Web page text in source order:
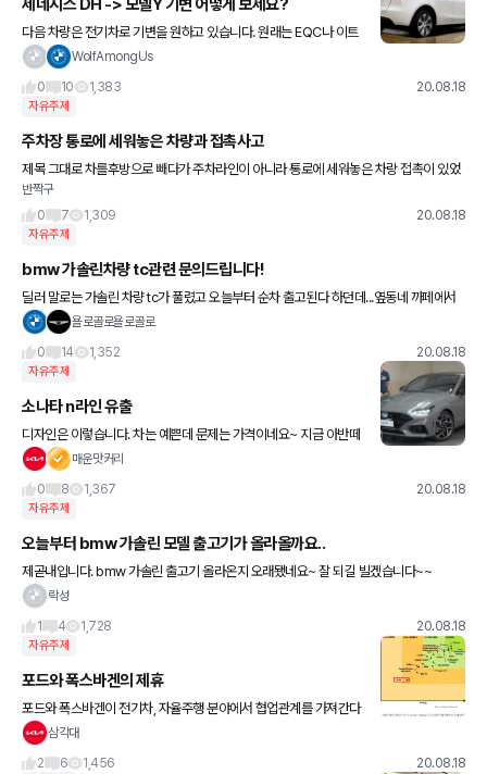
제네시스 DH -> 모델Y 기변 어떻게 보세요?
다음 차량은 전기차로 기변을 원하고 있습니다. 원래는 EQC나 이트
론을 생각하고 있었으나, 앞으로 전기차는 빠른 속도로 계속 발전할
WolfAmongUs
0
10 1,383 20.08.18
자유주제
주차장 통로에 세워놓은 차량과 접촉사고
제목 그대로 차를후방으로 빼다가 주차라인이 아니라 통로에 세워놓은 차랑 접촉이 있었
습니다. 일단 메모 남겨놓고 왔는데 주차라인 충분함에도 통로에 대는 사람들 진짜 이해가
안가네요... 혹시 이
반짝구
0
7 1,309 20.08.18
자유주제
bmw 가솔린차량 tc관련 문의드립니다!
딜러 말로는 가솔린 차량 tc가 풀렸고 오늘부터 순차 출고된다 하던데...옆동네 까페에서
는 그것도 확실치 않다고 하는 분도 계셔서... 혹시 오늘 차 받는 분 계신지요? 정보 공유 부
욜로골로욜로골로
0
14 1,352 20.08.18
자유주제
소나타 n라인 유출
디자인은 이렇습니다. 차는 예쁜데 문제는 가격이네요~ 지금 아반떼
n라인 인스 풀옵이 3,000만원대인데 이건 얼마에 나오려나요...
매운맛커리
0
8 1,367 20.08.18
자유주제
오늘부터 bmw 가솔린 모델 출고기가 올라올까요..
제곧내입니다. bmw 가솔린 출고기 올라온지 오래됐네요~ 잘 되길 빌겠습니다~~
락성
1
4 1,728 20.08.18
자유주제
포드와 폭스바겐의 제휴
포드와 폭스바겐이 전기차, 자율주행 분야에서 협업관계를 가져간다
고 합니다. 포드는 폭스바겐의 전기차 플랫폼을 기반으로 한 순수 전
삼각대
2
6 1,456 20.08.18